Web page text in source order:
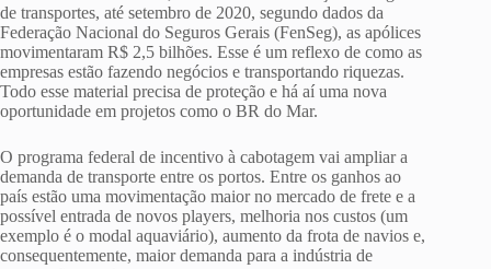
de transportes, até setembro de 2020, segundo dados da
Federação Nacional do Seguros Gerais (FenSeg), as apólices
movimentaram R$ 2,5 bilhões. Esse é um reflexo de como as
empresas estão fazendo negócios e transportando riquezas.
Todo esse material precisa de proteção e há aí uma nova
oportunidade em projetos como o BR do Mar.
O programa federal de incentivo à cabotagem vai ampliar a
demanda de transporte entre os portos. Entre os ganhos ao
país estão uma movimentação maior no mercado de frete e a
possível entrada de novos players, melhoria nos custos (um
exemplo é o modal aquaviário), aumento da frota de navios e,
consequentemente, maior demanda para a indústria de